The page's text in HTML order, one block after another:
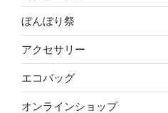
ぼんぼり祭
アクセサリー
エコバッグ
オンラインショップ